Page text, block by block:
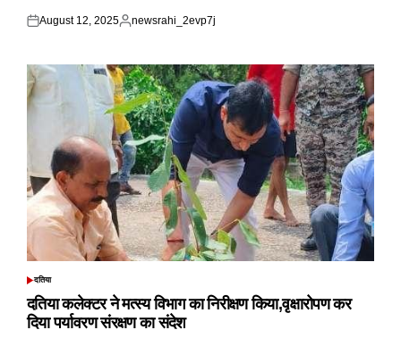
Posted
August 12, 2025
Posted
newsrahi_2evp7j
POSTED
दतिया
दतिया कलेक्टर ने मत्स्य विभाग का निरीक्षण किया,वृक्षारोपण कर
दिया पर्यावरण संरक्षण का संदेश